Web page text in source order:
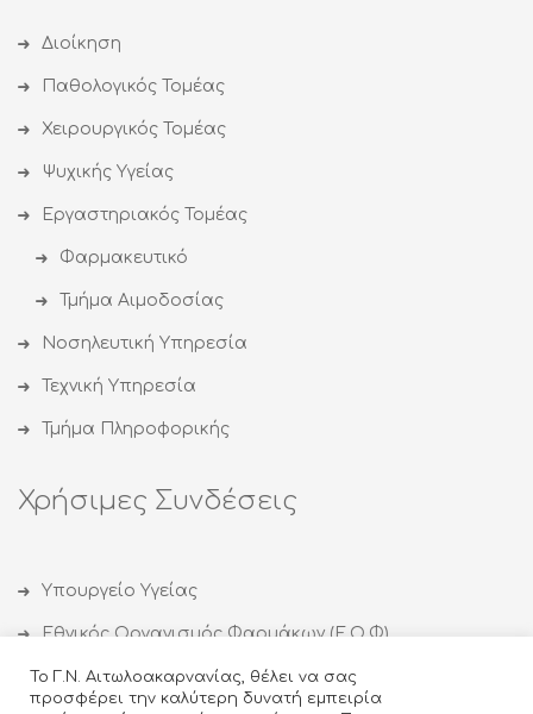
Διοίκηση
Παθολογικός Τομέας
Χειρουργικός Τομέας
Ψυχικής Υγείας
Εργαστηριακός Τομέας
Φαρμακευτικό
Τμήμα Αιμοδοσίας
Νοσηλευτική Υπηρεσία
Τεχνική Υπηρεσία
Τμήμα Πληροφορικής
Χρήσιμες Συνδέσεις
Υπουργείο Υγείας
Εθνικός Οργανισμός Φαρμάκων (Ε.Ο.Φ)
Εθνικός Οργανισμός Δημόσιας Υγείας (ΕΟΔΥ)
Το Γ.Ν. Αιτωλοακαρνανίας, θέλει να σας
προσφέρει την καλύτερη δυνατή εμπειρία